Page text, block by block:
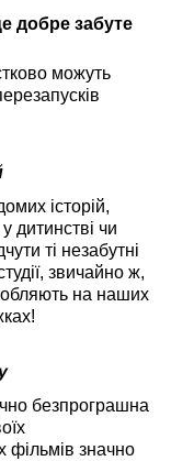
добре забуте
можуть
історій,
дитинстві чи
ті незабутні
звичайно ж,
на наших
безпрограшна
фільмів значно